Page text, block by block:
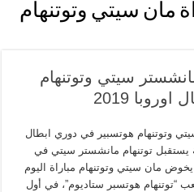
مان سيتي وتوتنهام
سيتي وتوتنهام
2019
وتوتنهام هوتسبير في دوري ابطال
يستقبل توتنهام مانشستر سيتي في
مان سيتي وتوتنهام مباراة اليوم
“توتنهام هوتسبر ستاديوم”، في أول